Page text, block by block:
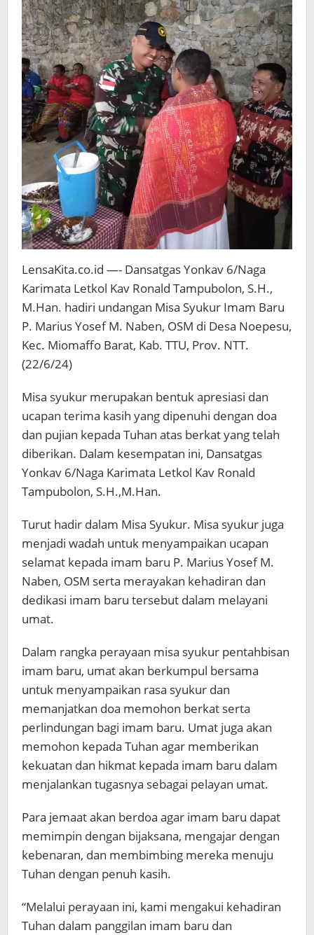
LensaKita.co.id —- Dansatgas Yonkav 6/Naga
Karimata Letkol Kav Ronald Tampubolon, S.H.,
M.Han. hadiri undangan Misa Syukur Imam Baru
P. Marius Yosef M. Naben, OSM di Desa Noepesu,
Kec. Miomaffo Barat, Kab. TTU, Prov. NTT.
(22/6/24)
Misa syukur merupakan bentuk apresiasi dan
ucapan terima kasih yang dipenuhi dengan doa
dan pujian kepada Tuhan atas berkat yang telah
diberikan. Dalam kesempatan ini, Dansatgas
Yonkav 6/Naga Karimata Letkol Kav Ronald
Tampubolon, S.H.,M.Han.
Turut hadir dalam Misa Syukur. Misa syukur juga
menjadi wadah untuk menyampaikan ucapan
selamat kepada imam baru P. Marius Yosef M.
Naben, OSM serta merayakan kehadiran dan
dedikasi imam baru tersebut dalam melayani
umat.
Dalam rangka perayaan misa syukur pentahbisan
imam baru, umat akan berkumpul bersama
untuk menyampaikan rasa syukur dan
memanjatkan doa memohon berkat serta
perlindungan bagi imam baru. Umat juga akan
memohon kepada Tuhan agar memberikan
kekuatan dan hikmat kepada imam baru dalam
menjalankan tugasnya sebagai pelayan umat.
Para jemaat akan berdoa agar imam baru dapat
memimpin dengan bijaksana, mengajar dengan
kebenaran, dan membimbing mereka menuju
Tuhan dengan penuh kasih.
“Melalui perayaan ini, kami mengakui kehadiran
Tuhan dalam panggilan imam baru dan